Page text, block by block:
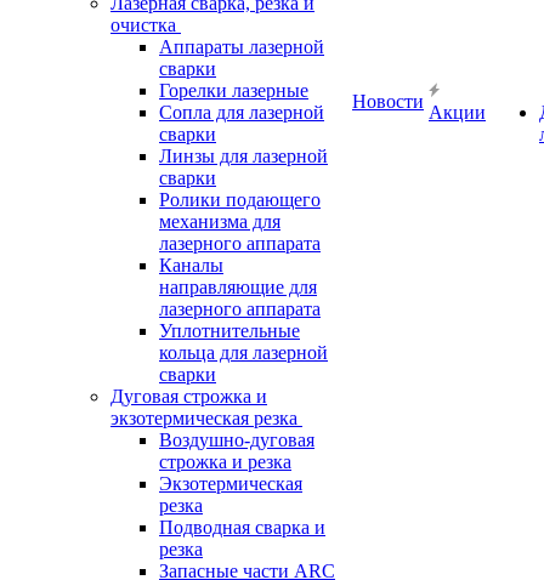
очистка
Аппараты лазерной
сварки
Горелки лазерные
Сопла для лазерной
сварки
Линзы для лазерной
сварки
Ролики подающего
механизма для
лазерного аппарата
Каналы
направляющие для
лазерного аппарата
Уплотнительные
кольца для лазерной
сварки
Дуговая строжка и
экзотермическая резка
Воздушно-дуговая
строжка и резка
Экзотермическая
резка
Подводная сварка и
резка
Запасные части ARC
Новости
Акции